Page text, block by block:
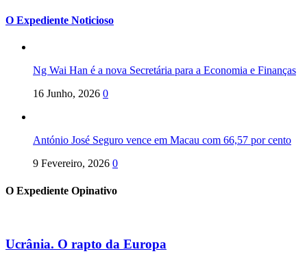
O Expediente Noticioso
Ng Wai Han é a nova Secretária para a Economia e Finanças
16 Junho, 2026 0
António José Seguro vence em Macau com 66,57 por cento
9 Fevereiro, 2026 0
O Expediente Opinativo
Ucrânia. O rapto da Europa